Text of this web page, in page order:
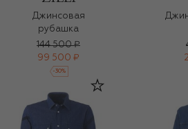
Джинсовая
рубашка
144 500 ₽
99 500 ₽
-30%